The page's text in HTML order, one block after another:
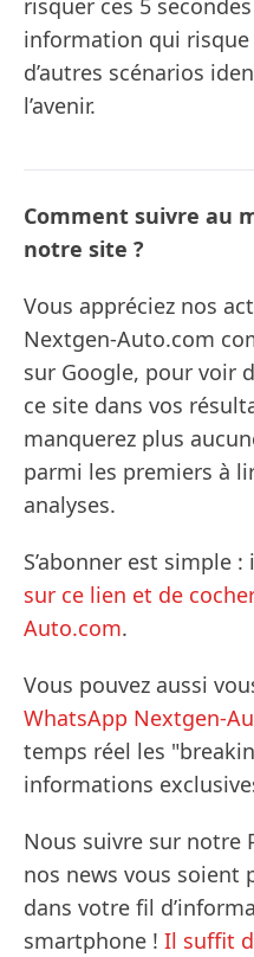
risquer ces 5
information qui risque
d’autres scénarios
l’avenir.
Comment suivre au
notre site ?
Vous appréciez nos
Nextgen-Auto.com
sur Google, pour voir
ce site dans vos
manquerez plus
parmi les premiers à
analyses.
S’abonner est simple
sur ce lien et de
Auto.com.
Vous pouvez aussi
WhatsApp Nextgen-
temps réel les
informations
Nous suivre sur notre
nos news vous soient
dans votre fil
smartphone ! Il suffit